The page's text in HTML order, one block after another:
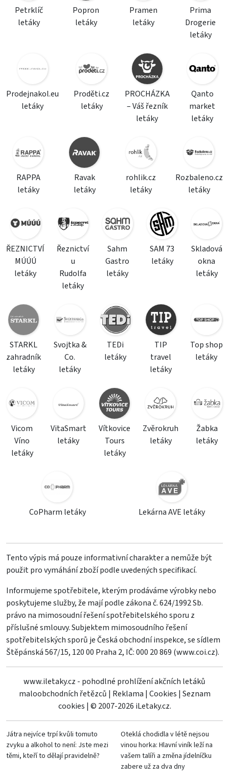
Petrklíč
letáky
Popron
letáky
Pramen
letáky
Prima
Drogerie
letáky
Prodejnakol.eu
letáky
Proděti.cz
letáky
PROCHÁZKA
– Váš řezník
letáky
Qanto
market
letáky
RAPPA
letáky
Ravak
letáky
rohlik.cz
letáky
Rozbaleno.cz
letáky
ŘEZNICTVÍ
MÚÚÚ
letáky
Řeznictví
u
Rudolfa
letáky
Sahm
Gastro
letáky
SAM 73
letáky
Skladová
okna
letáky
STARKL
zahradník
letáky
Svojtka &
Co.
letáky
TEDi
letáky
TIP
travel
letáky
Top shop
letáky
Vicom
Víno
letáky
VitaSmart
letáky
Vítkovice
Tours
letáky
Zvěrokruh
letáky
Žabka
letáky
CoPharm letáky Lekárna AVE letáky
Tento výpis má pouze informativní charakter a nemůže být
použit pro vymáhání zboží podle uvedených specifikací.
Informujeme spotřebitele, kterým prodáváme výrobky nebo
poskytujeme služby, že mají podle zákona č. 624/1992 Sb.
právo na mimosoudní řešení spotřebitelského sporu z
příslušné smlouvy. Subjektem mimosoudního řešení
spotřebitelských sporů je Česká obchodní inspekce, se sídlem
Štěpánská 567/15, 120 00 Praha 2, IČ: 000 20 869 (www.coi.cz).
www.iletaky.cz - pohodlné prohlížení akčních letáků
maloobchodních řetězců | Reklama | Cookies | Seznam
cookies | © 2007-2026 iLetaky.cz.
Játra nejvíce trpí kvůli tomuto
zvyku a alkohol to není: Jste mezi
těmi, kteří to dělají pravidelně?
Oteklá chodidla v létě nejsou
vinou horka: Hlavní viník leží na
vašem talíři a změna jídelníčku
zabere už za dva dny